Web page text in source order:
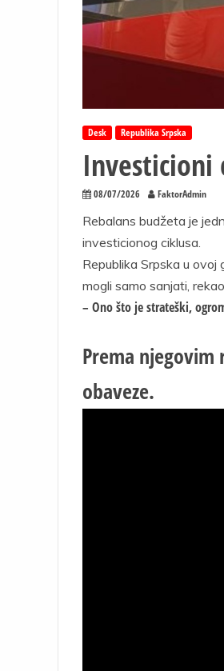
Desk Republika Srpska
Investicioni
08/07/2026 FaktorAdmin
Rebalans budžeta je
investicionog ciklusa.
Republika Srpska u
mogli samo sanjati,
– Ono što je strateški,
Prema njegovim
obaveze.